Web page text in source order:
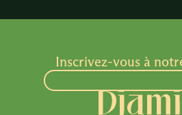
Inscrivez-vous à